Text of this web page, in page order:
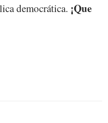
democrática. ¡Que